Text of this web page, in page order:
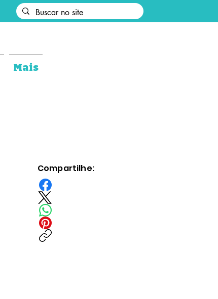
Mais
Compartilhe: